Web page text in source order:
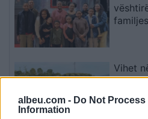
albeu.com - Do Not Process
Information
Vihet
Cërrik,
dhe